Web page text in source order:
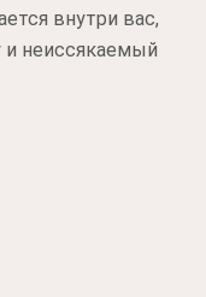
внутри вас,
неиссякаемый